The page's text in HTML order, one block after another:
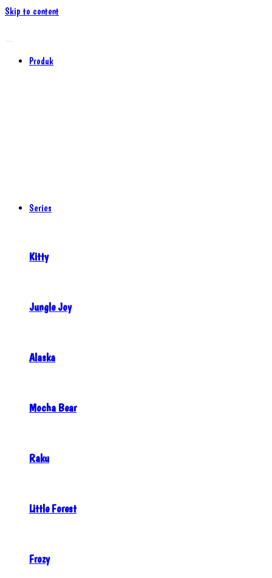
Skip to content
Produk
Series
Kitty
Jungle Joy
Alaska
Mocha Bear
Raku
Little Forest
Frozy